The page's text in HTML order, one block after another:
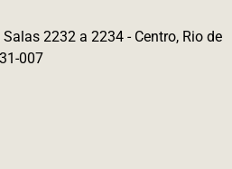
2232 a 2234 - Centro, Rio de
007